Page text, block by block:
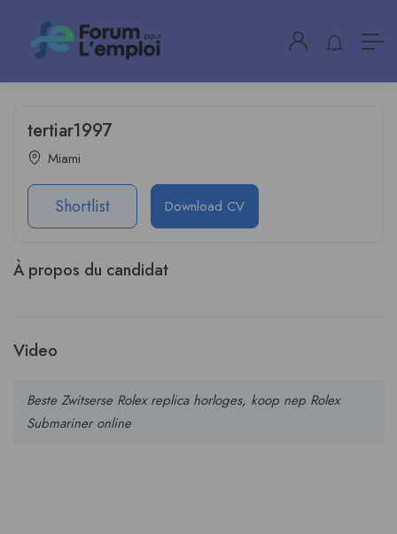
tertiar1997
Miami
Shortlist Download CV
À propos du candidat
Video
Beste Zwitserse Rolex replica horloges, koop nep Rolex
Submariner online